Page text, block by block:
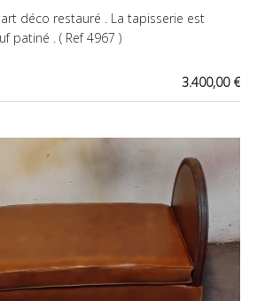
déco restauré . La tapisserie est
patiné . ( Ref 4967 )
3.400,00 €